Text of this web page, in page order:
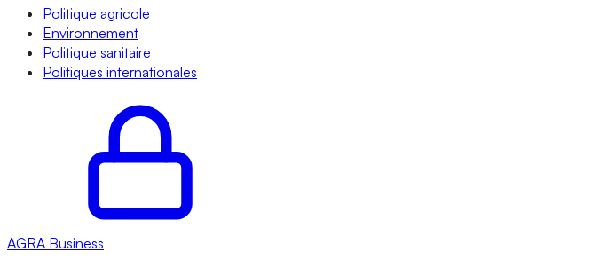
Politique agricole
Environnement
Politique sanitaire
Politiques internationales
AGRA Business